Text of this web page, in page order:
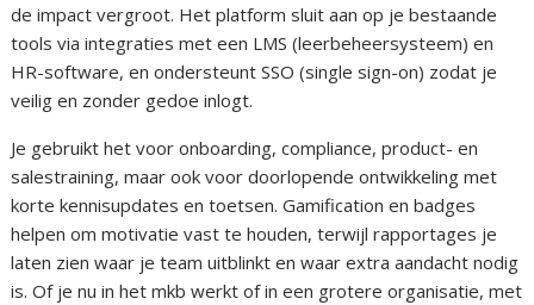
de impact vergroot. Het platform sluit aan op je bestaande
tools via integraties met een LMS (leerbeheersysteem) en
HR-software, en ondersteunt SSO (single sign-on) zodat je
veilig en zonder gedoe inlogt.
Je gebruikt het voor onboarding, compliance, product- en
salestraining, maar ook voor doorlopende ontwikkeling met
korte kennisupdates en toetsen. Gamification en badges
helpen om motivatie vast te houden, terwijl rapportages je
laten zien waar je team uitblinkt en waar extra aandacht nodig
is. Of je nu in het mkb werkt of in een grotere organisatie, met